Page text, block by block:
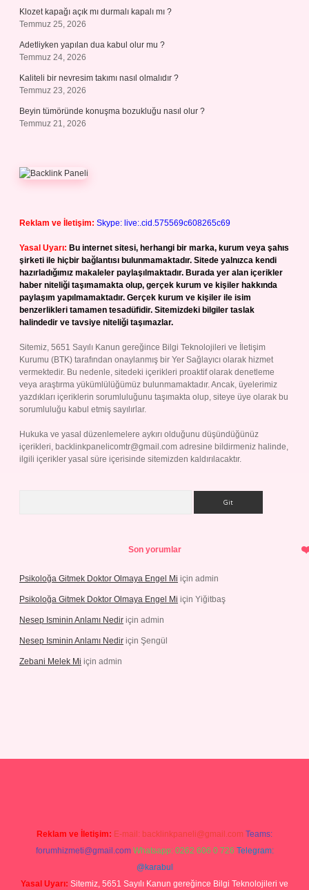
Klozet kapağı açık mı durmalı kapalı mı ?
Temmuz 25, 2026
Adetliyken yapılan dua kabul olur mu ?
Temmuz 24, 2026
Kaliteli bir nevresim takımı nasıl olmalıdır ?
Temmuz 23, 2026
Beyin tümöründe konuşma bozukluğu nasıl olur ?
Temmuz 21, 2026
Reklam ve İletişim: Skype: live:.cid.575569c608265c69
Yasal Uyarı: Bu internet sitesi, herhangi bir marka, kurum veya şahıs
şirketi ile hiçbir bağlantısı bulunmamaktadır. Sitede yalnızca kendi
hazırladığımız makaleler paylaşılmaktadır. Burada yer alan içerikler
haber niteliği taşımamakta olup, gerçek kurum ve kişiler hakkında
paylaşım yapılmamaktadır. Gerçek kurum ve kişiler ile isim
benzerlikleri tamamen tesadüfidir. Sitemizdeki bilgiler taslak
halindedir ve tavsiye niteliği taşımazlar.
Sitemiz, 5651 Sayılı Kanun gereğince Bilgi Teknolojileri ve İletişim
Kurumu (BTK) tarafından onaylanmış bir Yer Sağlayıcı olarak hizmet
vermektedir. Bu nedenle, sitedeki içerikleri proaktif olarak denetleme
veya araştırma yükümlülüğümüz bulunmamaktadır. Ancak, üyelerimiz
yazdıkları içeriklerin sorumluluğunu taşımakta olup, siteye üye olarak bu
sorumluluğu kabul etmiş sayılırlar.
Hukuka ve yasal düzenlemelere aykırı olduğunu düşündüğünüz
içerikleri, backlinkpanelicomtr@gmail.com adresine bildirmeniz halinde,
ilgili içerikler yasal süre içerisinde sitemizden kaldırılacaktır.
Son yorumlar
Psikoloğa Gitmek Doktor Olmaya Engel Mi için admin
Psikoloğa Gitmek Doktor Olmaya Engel Mi için Yiğitbaş
Nesep Isminin Anlamı Nedir için admin
Nesep Isminin Anlamı Nedir için Şengül
Zebani Melek Mi için admin
Reklam ve İletişim: E-mail: backlinkpaneli@gmail.com Teams:
forumhizmeti@gmail.com Whatsapp: 0262 606 0 726 Telegram:
@karabul
Yasal Uyarı: Sitemiz, 5651 Sayılı Kanun gereğince Bilgi Teknolojileri ve